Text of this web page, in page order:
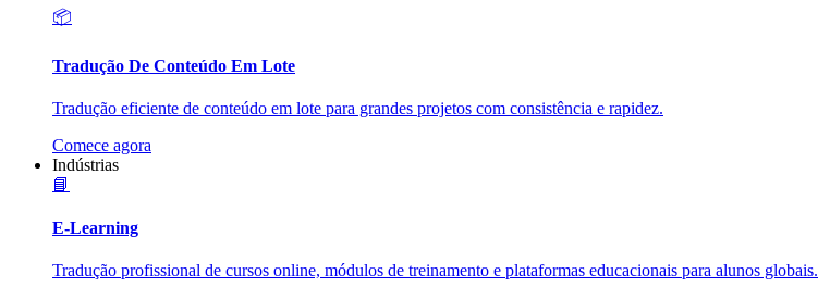
📦
Tradução De Conteúdo Em Lote
Tradução eficiente de conteúdo em lote para grandes projetos com consistência e rapidez.
Comece agora
Indústrias
📘
E-Learning
Tradução profissional de cursos online, módulos de treinamento e plataformas educacionais para alunos globais.